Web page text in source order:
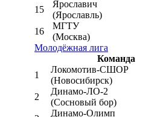
15
Ярославич
(Ярославль)
16
МГТУ
(Москва)
Молодёжная лига
Команда
1
Локомотив-CШОР
(Новосибирск)
2
Динамо-ЛО-2
(Сосновый бор)
Динамо-Олимп